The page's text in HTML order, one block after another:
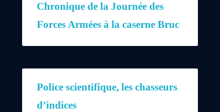
Chronique de la Journée des
Forces Armées à la caserne Bruc
Police scientifique, les chasseurs
d’indices